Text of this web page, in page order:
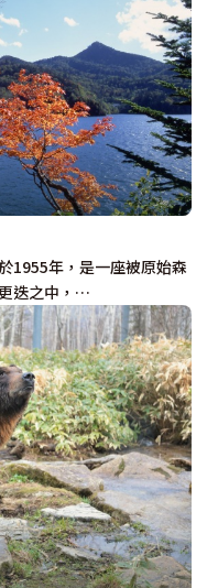
1955年，是一座被原始森
迭之中，…